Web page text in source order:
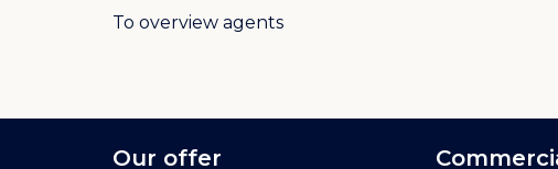
To overview agents
Our offer